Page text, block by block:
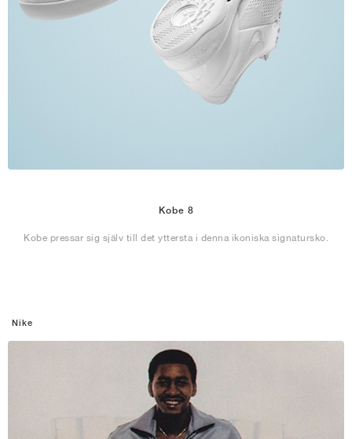
Kobe 8
Kobe pressar sig själv till det yttersta i denna ikoniska signatursko.
Nike